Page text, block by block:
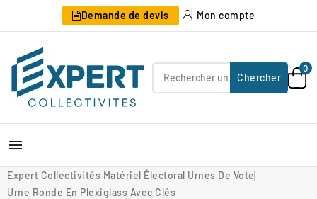
Demande de devis Mon compte
Chercher
0

Expert Collectivités Matériel Électoral Urnes De Vote
Urne Ronde En Plexiglass Avec Clés